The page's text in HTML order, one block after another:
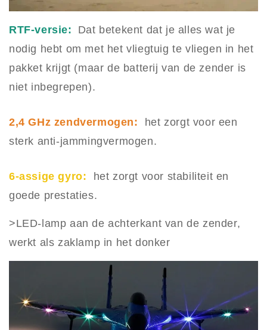
RTF-versie:
Dat betekent dat je alles wat je
nodig hebt om met het vliegtuig te vliegen in het
pakket krijgt (maar de batterij van de zender is
niet inbegrepen).
2,4 GHz zendvermogen:
het zorgt voor een
sterk anti-jammingvermogen.
6-assige gyro:
het zorgt voor stabiliteit en
goede prestaties.
>LED-lamp aan de achterkant van de zender,
werkt als zaklamp in het donker